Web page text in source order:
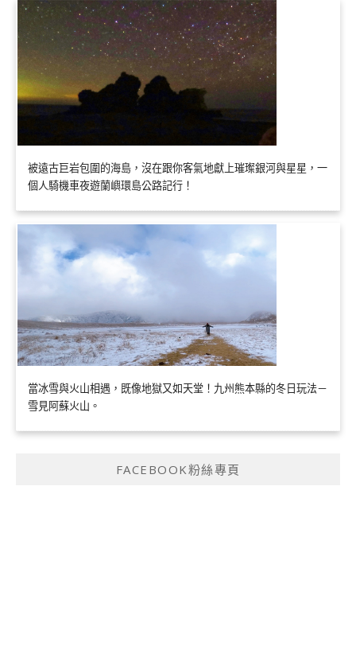
被遠古巨岩包圍的海島，沒在跟你客氣地獻上璀璨銀河與星星，一
個人騎機車夜遊蘭嶼環島公路記行！
當冰雪與火山相遇，既像地獄又如天堂！九州熊本縣的冬日玩法－
雪見阿蘇火山。
FACEBOOK粉絲專頁